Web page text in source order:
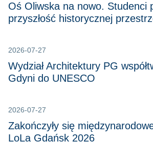
Oś Oliwska na nowo. Studenci
przyszłość historycznej
2026-07-27
Wydział Architektury PG
Gdyni do UNESCO
2026-07-27
Zakończyły się
LoLa Gdańsk 2026